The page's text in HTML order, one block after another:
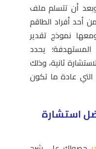
وبعد أن تتسلم ملف
من أحد أفراد الطاقم
ومعها نموذج تقدير
المستهدفة؛ يحدد
ثانية، وذلك
التي عادة ما تكون
استشارة